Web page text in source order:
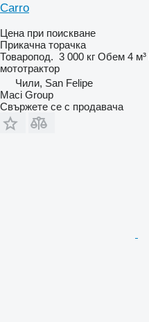
Carro
Цена при поискване
Прикачна торачка
Товаропод. 3 000 кг Обем 4 м³
мототрактор
Чили, San Felipe
Maci Group
Свържете се с продавача